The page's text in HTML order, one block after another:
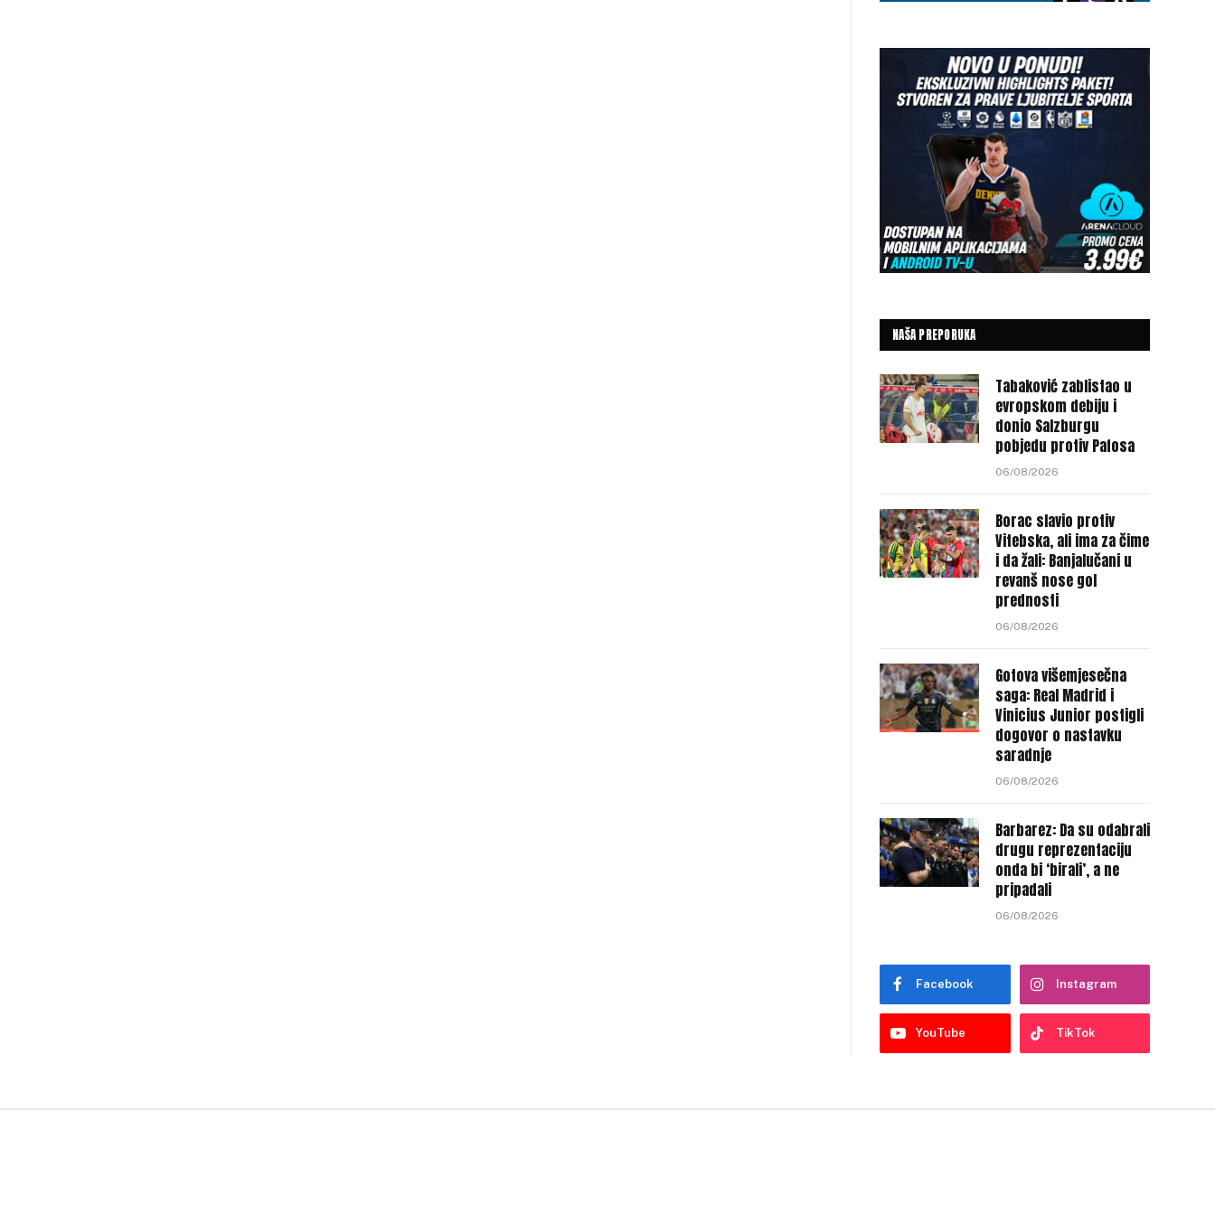
NAŠA PREPORUKA
Tabaković zablistao u
evropskom debiju i
donio Salzburgu
pobjedu protiv Pafosa
06/08/2026
Borac slavio protiv
Vitebska, ali ima za čime
i da žali: Banjalučani u
revanš nose gol
prednosti
06/08/2026
Gotova višemjesečna
saga: Real Madrid i
Vinicius Junior postigli
dogovor o nastavku
saradnje
06/08/2026
Barbarez: Da su odabrali
drugu reprezentaciju
onda bi ‘birali’, a ne
pripadali
06/08/2026
Facebook Instagram
YouTube TikTok